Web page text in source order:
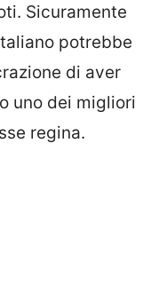
Sicuramente
potrebbe
di aver
uno dei migliori
regina.